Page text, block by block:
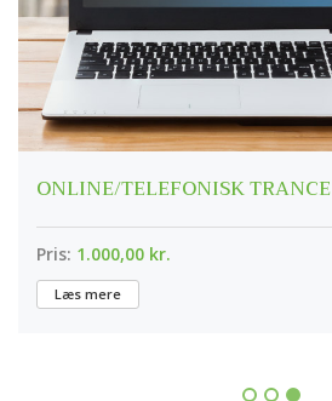
ONLINE/TELEFONISK TRANCE
Pris: 1.000,00 kr.
Læs mere